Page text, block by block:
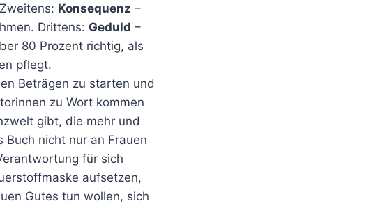
Konsequenz –
Drittens: Geduld –
80 Prozent richtig, als
pflegt.
Beträgen zu starten und
zu Wort kommen
gibt, die mehr und
nicht nur an Frauen
für sich
aufsetzen,
Gutes tun wollen, sich